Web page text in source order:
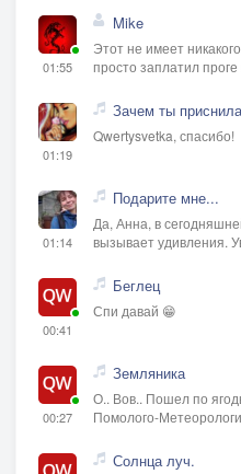
01:55
Mike
Этот не имеет
просто заплатил проге
01:19
Зачем ты
Qwertysvetka, спасибо!
01:14
Подарите мне...
Да, Анна, в
вызывает удивления.
00:41
Беглец
Спи давай 😁
00:27
Земляника
О.. Вов.. Пошел по
Помолого-
Солнца луч.